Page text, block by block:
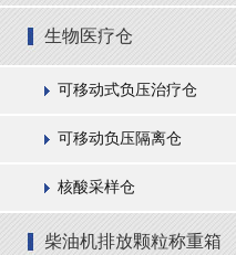
生物医疗仓
可移动式负压治疗仓
可移动负压隔离仓
核酸采样仓
柴油机排放颗粒称重箱